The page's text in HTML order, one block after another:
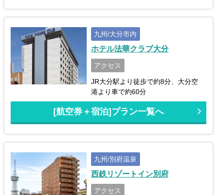
九州/大分市内
ホテル法華クラブ大分
アクセス
JR大分駅より徒歩で約8分、大分空
港より車で約60分
[航空券＋宿泊]プラン一覧へ
九州/別府温泉
西鉄リゾートイン別府
アクセス